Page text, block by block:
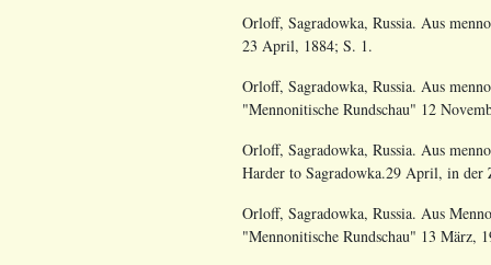
Orloff, Sagradowka, Russia. Aus
23 April, 1884; S. 1.
Orloff, Sagradowka, Russia. Aus
"Mennonitische Rundschau" 12
Orloff, Sagradowka, Russia. Aus
Harder to Sagradowka.29 April, in der
Orloff, Sagradowka, Russia. Aus
"Mennonitische Rundschau" 13 März,